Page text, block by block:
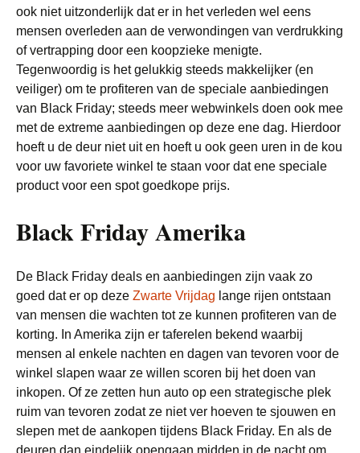
ook niet uitzonderlijk dat er in het verleden wel eens
mensen overleden aan de verwondingen van verdrukking
of vertrapping door een koopzieke menigte.
Tegenwoordig is het gelukkig steeds makkelijker (en
veiliger) om te profiteren van de speciale aanbiedingen
van Black Friday; steeds meer webwinkels doen ook mee
met de extreme aanbiedingen op deze ene dag. Hierdoor
hoeft u de deur niet uit en hoeft u ook geen uren in de kou
voor uw favoriete winkel te staan voor dat ene speciale
product voor een spot goedkope prijs.
Black Friday Amerika
De Black Friday deals en aanbiedingen zijn vaak zo
goed dat er op deze Zwarte Vrijdag lange rijen ontstaan
van mensen die wachten tot ze kunnen profiteren van de
korting. In Amerika zijn er taferelen bekend waarbij
mensen al enkele nachten en dagen van tevoren voor de
winkel slapen waar ze willen scoren bij het doen van
inkopen. Of ze zetten hun auto op een strategische plek
ruim van tevoren zodat ze niet ver hoeven te sjouwen en
slepen met de aankopen tijdens Black Friday. En als de
deuren dan eindelijk opengaan midden in de nacht om